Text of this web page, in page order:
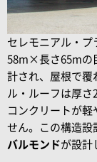
セレモニアル・プ
58m×長さ65mの
計され、屋根で覆
ル・ルーフは厚さ
コンクリートが軽
せん。この構造設
バルモンドが設計